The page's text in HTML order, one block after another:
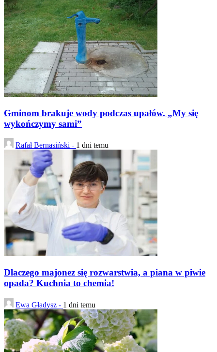
Gminom brakuje wody podczas upałów. „My się
wykończymy sami”
Rafał Bernasiński - 1 dni temu
Dlaczego majonez się rozwarstwia, a piana w piwie
opada? Kuchnia to chemia!
Ewa Gładysz - 1 dni temu